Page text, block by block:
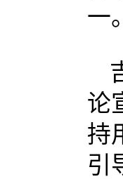
一
论
持
引